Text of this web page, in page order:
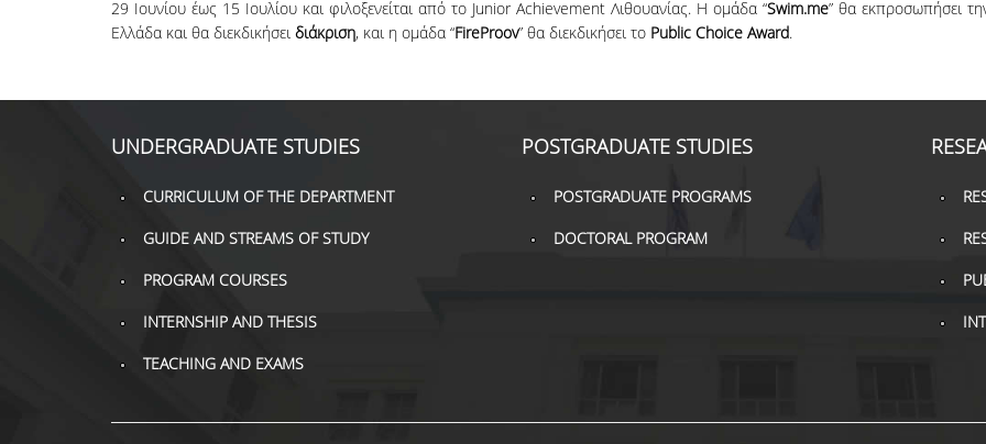
29 Ιουνίου έως 15 Ιουλίου και φιλοξενείται από το Junior Achievement Λιθουανίας. Η ομάδα “Swim.me” θα εκπροσωπήσει
Ελλάδα και θα διεκδικήσει διάκριση, και η ομάδα “FireProov” θα διεκδικήσει το Public Choice Award.
UNDERGRADUATE STUDIES
CURRICULUM OF THE DEPARTMENT
GUIDE AND STREAMS OF STUDY
PROGRAM COURSES
INTERNSHIP AND THESIS
TEACHING AND EXAMS
POSTGRADUATE STUDIES
POSTGRADUATE PROGRAMS
DOCTORAL PROGRAM